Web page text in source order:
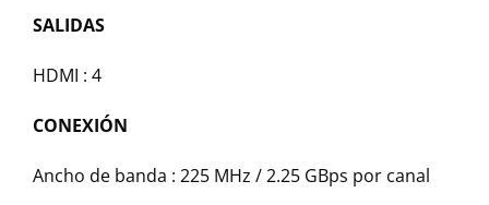
SALIDAS
HDMI : 4
CONEXIÓN
Ancho de banda : 225 MHz / 2.25 GBps por canal